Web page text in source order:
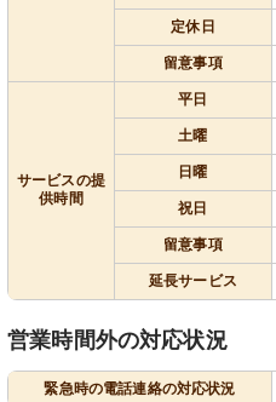
定休日
留意事項
サービスの提
供時間
平日
土曜
日曜
祝日
留意事項
延長サービス
営業時間外の対応状況
緊急時の電話連絡の対応状況